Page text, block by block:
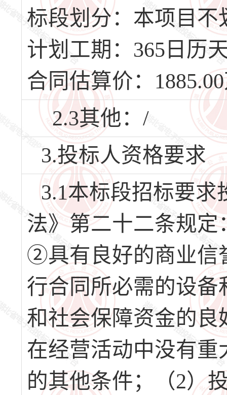
标段划分：本项目不
计划工期：365日历
合同估算价：
2.3其他：/
3.投标人资格要求
3.1本标段招标要
法》第二十二条规
②具有良好的商业信
行合同所必需的设
和社会保障资金的
在经营活动中没有
的其他条件；（2）